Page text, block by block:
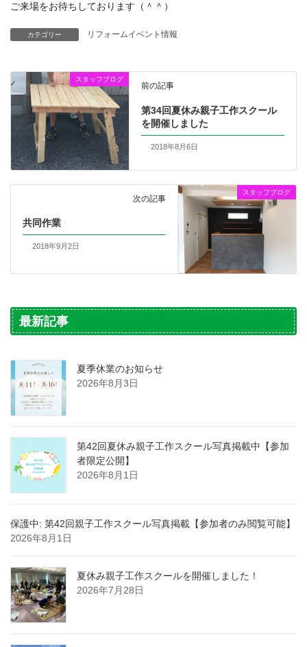
ご来場をお待ちしております（＾＾）
カテゴリー リフォームイベント情報
スタッフブログ
前の記事
第34回夏休み親子工作スクール
を開催しました
2018年8月6日
スタッフブログ
次の記事
共同作業
2018年9月2日
最新記事
夏季休業のお知らせ
2026年8月3日
第42回夏休み親子工作スクール写真掲載中【参加
者限定公開】
2026年8月1日
保護中: 第42回親子工作スクール写真掲載【参加者のみ閲覧可能】
2026年8月1日
夏休み親子工作スクールを開催しました！
2026年7月28日